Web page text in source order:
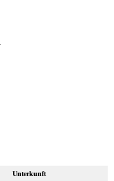
Unterkunft